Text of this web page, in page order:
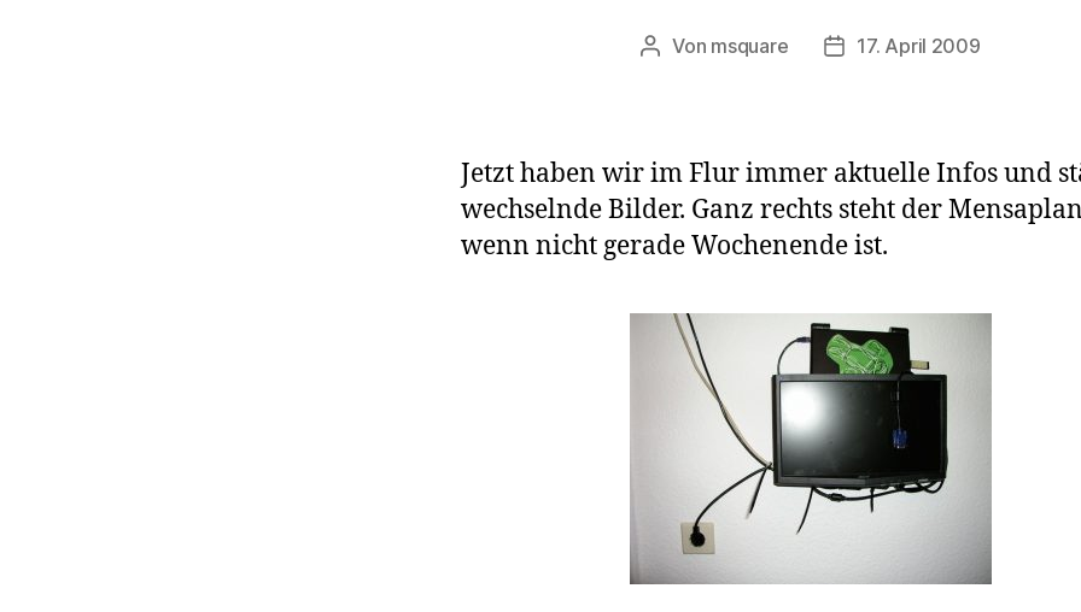
Beitragsautor
Von msquare Veröffentlichungsdatum
17. April 2009
Jetzt haben wir im Flur immer aktuelle Infos und
wechselnde Bilder. Ganz rechts steht der
wenn nicht gerade Wochenende ist.